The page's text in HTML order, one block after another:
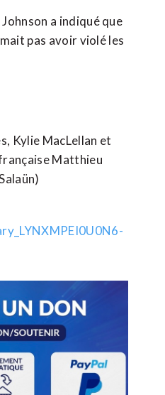
a indiqué que
pas avoir violé les
Kylie MacLellan et
Matthieu